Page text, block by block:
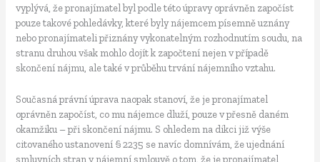
vyplývá, že pronajímatel byl podle této úpravy oprávněn započíst
pouze takové pohledávky, které byly nájemcem písemně uznány
nebo pronajímateli přiznány vykonatelným rozhodnutím soudu, na
stranu druhou však mohlo dojít k započtení nejen v případě
skončení nájmu, ale také v průběhu trvání nájemního vztahu.
Současná právní úprava naopak stanoví, že je pronajímatel
oprávněn započíst, co mu nájemce dluží, pouze v přesně daném
okamžiku – při skončení nájmu. S ohledem na dikci již výše
citovaného ustanovení § 2235 se navíc domnívám, že ujednání
smluvních stran v nájemní smlouvě o tom, že je pronajímatel